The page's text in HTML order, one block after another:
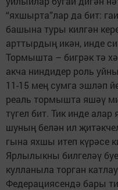
“яхшырта”лар да бит:
башына туры килгән
арттырдың икән, инде
Тормышта – бигрәк тә
акча ниндидер роль
11-15 мең сумга эшләп
реаль тормышта яшәү
түгел бит. Тик инде
шуның белән ил
гына яхшы итеп күрәсе
Ярлылыкны билгеләү
кулланыла торган
Федерациясендә бары